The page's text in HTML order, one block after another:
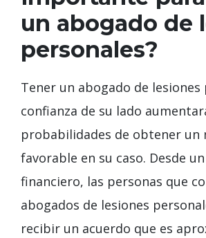
un abogado de
personales?
Tener un abogado de lesiones
confianza de su lado
probabilidades de obtener un
favorable en su caso. Desde
financiero, las personas que
abogados de lesiones
recibir un acuerdo que es